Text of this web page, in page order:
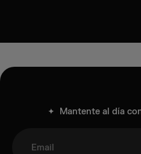
✦ Mantente al día